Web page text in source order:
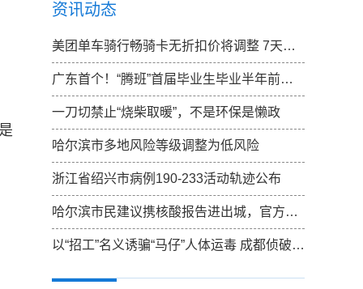
资讯动态
美团单车骑行畅骑卡无折扣价将调整 7天卡无折扣价调整为15元
广东首个！“腾班”首届毕业生毕业半年前确定去向
一刀切禁止“烧柴取暖”，不是环保是懒政
哈尔滨市多地风险等级调整为低风险
浙江省绍兴市病例190-233活动轨迹公布
哈尔滨市民建议携核酸报告进出城，官方：已向上反映，一起期待结果
以“招工”名义诱骗“马仔”人体运毒 成都侦破特大跨国涉黑走私毒品案